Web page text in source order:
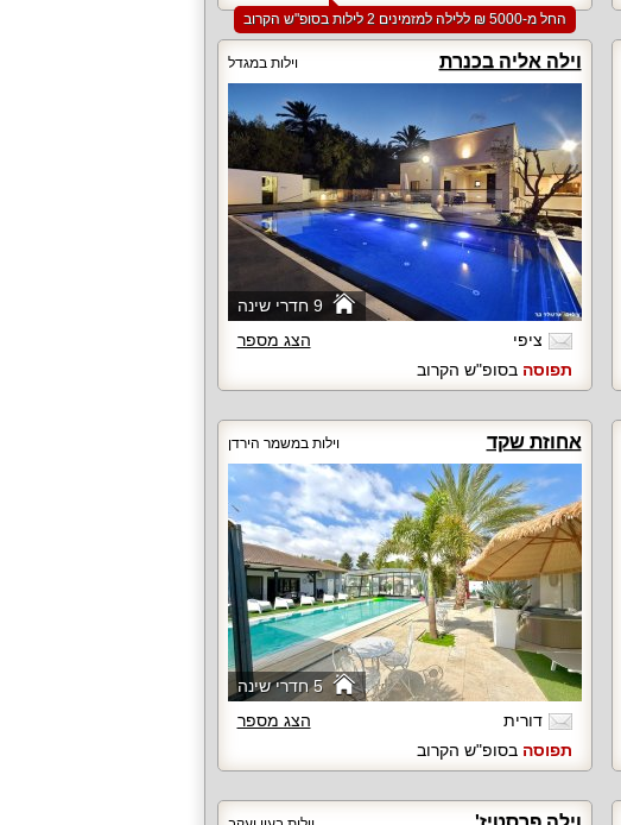
החל מ-‏5000 ₪ ללילה למזמינים 2 לילות בסופ"ש הקרוב
וילה אליה בכנרת וילות במגדל
9 חדרי שינה
ציפי
הצג מספר
תפוסה בסופ"ש הקרוב
אחוזת שקד וילות במשמר הירדן
5 חדרי שינה
דורית
הצג מספר
תפוסה בסופ"ש הקרוב